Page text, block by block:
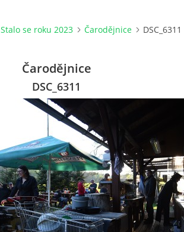
Stalo se roku 2023 Čarodějnice DSC_6311
Čarodějnice
DSC_6311